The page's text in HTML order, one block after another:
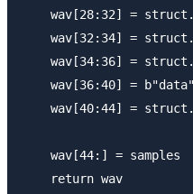
wav[28:32] =
wav[32:34] =
wav[34:36] =
    wav[36:40] = b"data"
wav[40:44] =
    wav[44:] = samples
    return wav